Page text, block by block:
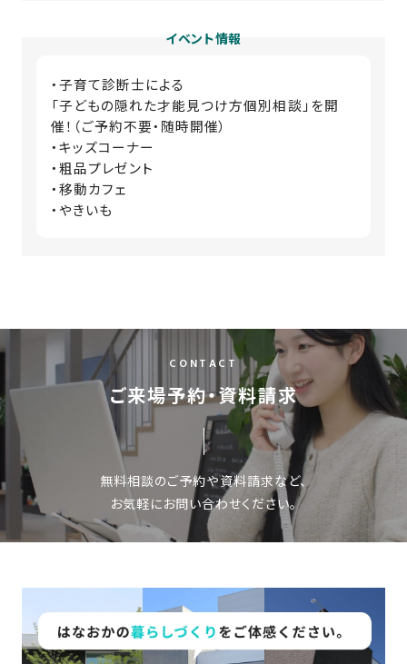
イベント情報
・子育て診断士による
「子どもの隠れた才能見つけ方個別相談」を開
催！（ご予約不要・随時開催）
・キッズコーナー
・粗品プレゼント
・移動カフェ
・やきいも
CONTACT
ご来場予約・資料請求
無料相談のご予約や資料請求など、
お気軽にお問い合わせください。